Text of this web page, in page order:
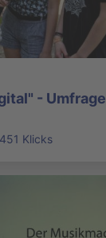
-
Klicks